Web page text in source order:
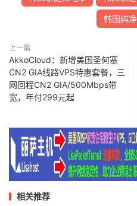
韩国纯
上一篇
AkkoCloud：新增美国圣何塞
CN2 GIA线路VPS特惠套餐，三
网回程CN2 GIA/500Mbps带
宽，年付299元起
相关推荐